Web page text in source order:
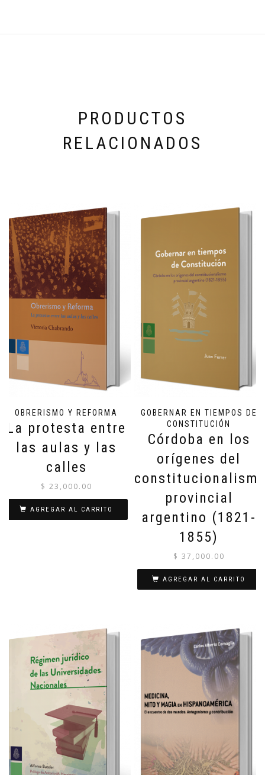
PRODUCTOS
RELACIONADOS
OBRERISMO Y REFORMA
La protesta entre
las aulas y las
calles
$ 23,000.00
AGREGAR AL CARRITO
GOBERNAR EN TIEMPOS DE
CONSTITUCIÓN
Córdoba en los
orígenes del
provincial
argentino (1821-
1855)
$ 37,000.00
AGREGAR AL CARRITO